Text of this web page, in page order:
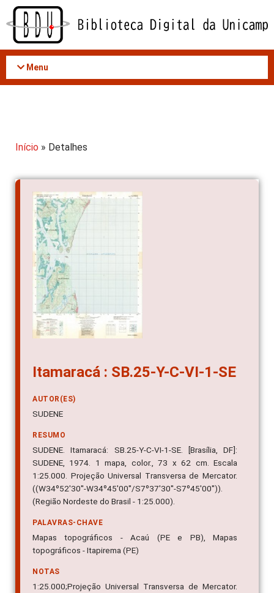
Acessar
conteúdo
Menu
Início » Detalhes
Itamaracá : SB.25-Y-C-VI-1-SE
AUTOR(ES)
SUDENE
RESUMO
SUDENE. Itamaracá: SB.25-Y-C-VI-1-SE. [Brasília, DF]:
SUDENE, 1974. 1 mapa, color., 73 x 62 cm. Escala
1:25.000. Projeção Universal Transversa de Mercator.
((W34º52'30''-W34º45'00''/S7º37'30''-S7º45'00'')).
(Região Nordeste do Brasil - 1:25.000).
PALAVRAS-CHAVE
Mapas topográficos - Acaú (PE e PB), Mapas
topográficos - Itapirema (PE)
NOTAS
1:25.000;Projeção Universal Transversa de Mercator.